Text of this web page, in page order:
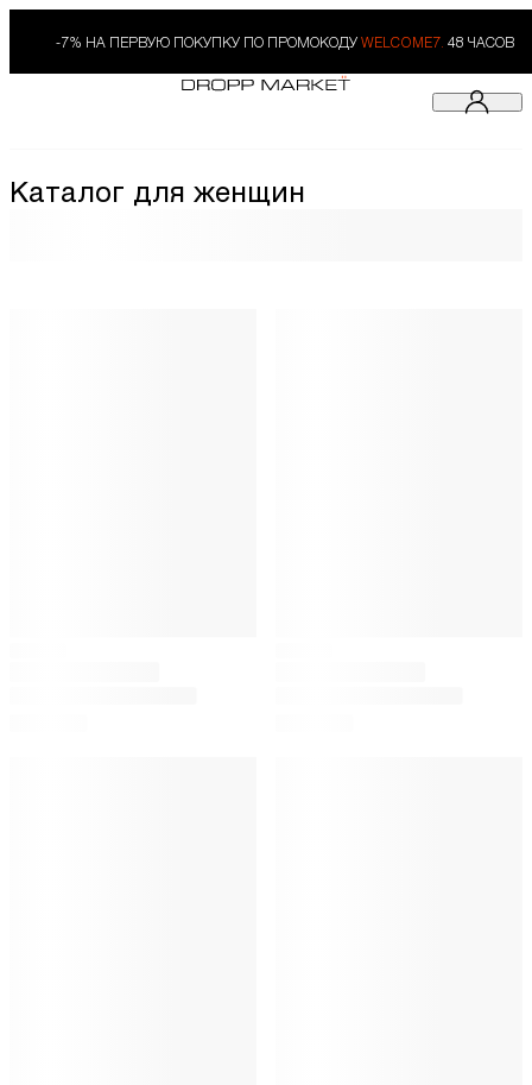
-7% НА ПЕРВУЮ ПОКУПКУ ПО ПРОМОКОДУ WELCOME7. 48 ЧАСОВ
Каталог для женщин